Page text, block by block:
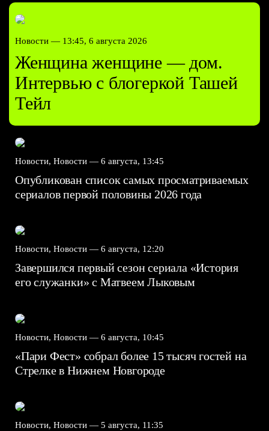
Новости — 13:45, 6 августа 2026
Женщина женщине — дом.
Интервью с блогеркой Ташей
Тейл
Новости, Новости — 6 августа, 13:45
Опубликован список самых просматриваемых
сериалов первой половины 2026 года
Новости, Новости — 6 августа, 12:20
Завершился первый сезон сериала «История
его служанки» с Матвеем Лыковым
Новости, Новости — 6 августа, 10:45
«Пари Фест» собрал более 15 тысяч гостей на
Стрелке в Нижнем Новгороде
Новости, Новости — 5 августа, 11:35